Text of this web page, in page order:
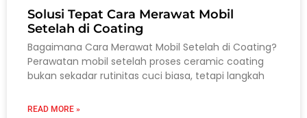
Solusi Tepat Cara Merawat Mobil
Setelah di Coating
Bagaimana Cara Merawat Mobil Setelah di Coating?
Perawatan mobil setelah proses ceramic coating
bukan sekadar rutinitas cuci biasa, tetapi langkah
READ MORE »